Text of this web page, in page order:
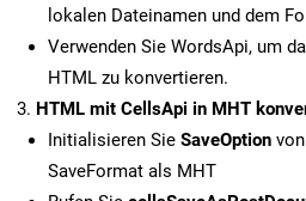
lokalen Dateinamen und dem
Verwenden Sie WordsApi, um
HTML zu konvertieren.
HTML mit CellsApi in MHT
Initialisieren Sie SaveOption
SaveFormat als MHT